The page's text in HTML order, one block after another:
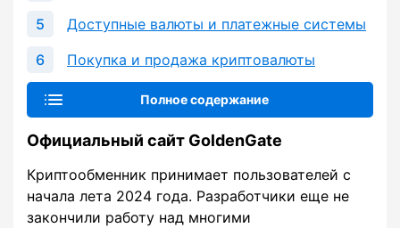
Доступные валюты и платежные системы
Покупка и продажа криптовалюты
Полное содержание
Официальный сайт GoldenGate
Криптообменник принимает пользователей с
начала лета 2024 года. Разработчики еще не
закончили работу над многими